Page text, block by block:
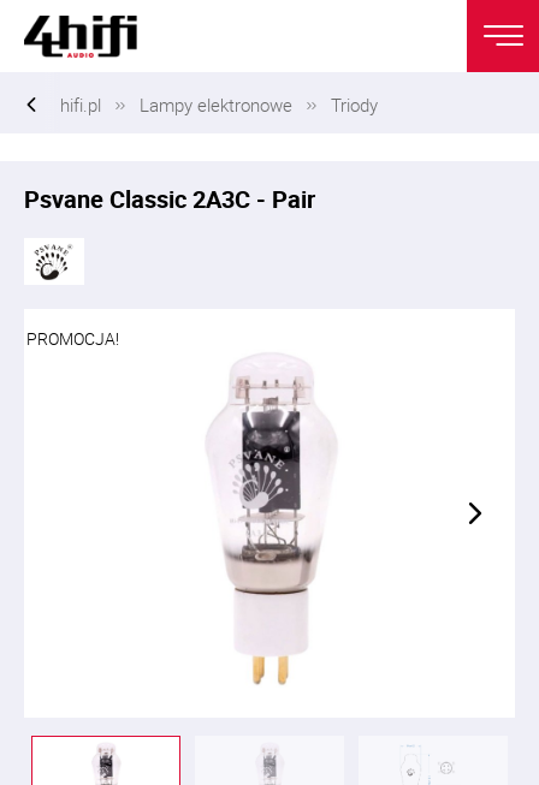
hifi.pl Lampy elektronowe Triody
Psvane Classic 2A3C - Pair
PROMOCJA!